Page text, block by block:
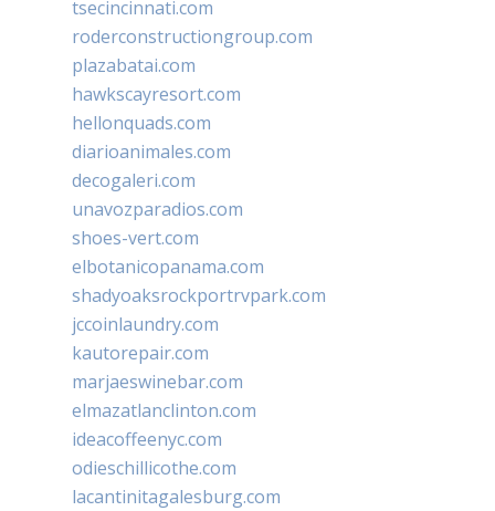
tsecincinnati.com
roderconstructiongroup.com
plazabatai.com
hawkscayresort.com
hellonquads.com
diarioanimales.com
decogaleri.com
unavozparadios.com
shoes-vert.com
elbotanicopanama.com
shadyoaksrockportrvpark.com
jccoinlaundry.com
kautorepair.com
marjaeswinebar.com
elmazatlanclinton.com
ideacoffeenyc.com
odieschillicothe.com
lacantinitagalesburg.com